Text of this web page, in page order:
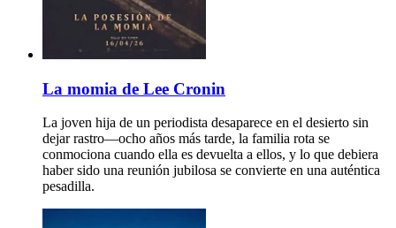
La momia de Lee Cronin
La joven hija de un periodista desaparece en el desierto sin
dejar rastro—ocho años más tarde, la familia rota se
conmociona cuando ella es devuelta a ellos, y lo que debiera
haber sido una reunión jubilosa se convierte en una auténtica
pesadilla.